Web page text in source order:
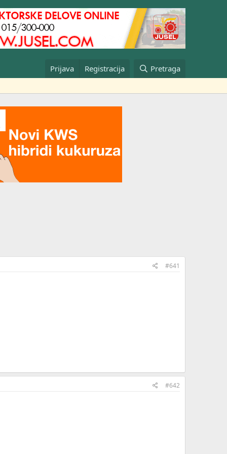
Prijava Registracija Pretraga
#641
#642